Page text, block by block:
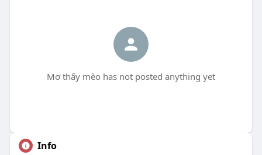
Mơ thấy mèo has not posted anything yet
Info